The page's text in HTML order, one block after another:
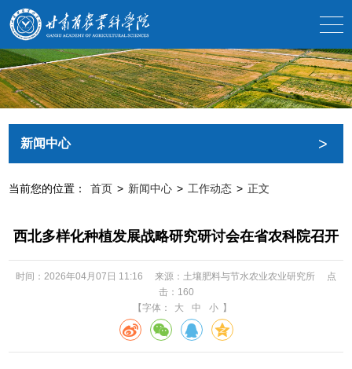
新闻中心 >
当前您的位置： 首页 > 新闻中心 > 工作动态 > 正文
西北多样化种植发展战略研究研讨会在省农科院召开
时间：2026年04月07日 11:16 来源：土壤肥料与节水农业农业研究所
点
击： 160
【字体：
大 中 小 】